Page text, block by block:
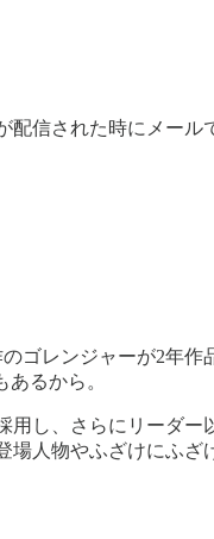
信された時にメー
ゴレンジャーが2年
るから。
し、さらにリーダ
人物やふざけにふ